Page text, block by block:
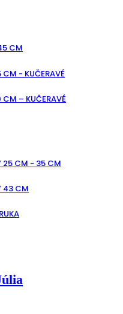
CM
CM - KUČERAVÉ
CM – KUČERAVÉ
25 CM - 35 CM
43 CM